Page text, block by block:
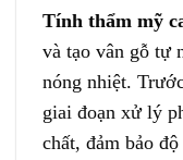
Tính thẩm mỹ
và tạo vân gỗ tự
nóng nhiệt.
giai đoạn xử lý
chất, đảm bảo